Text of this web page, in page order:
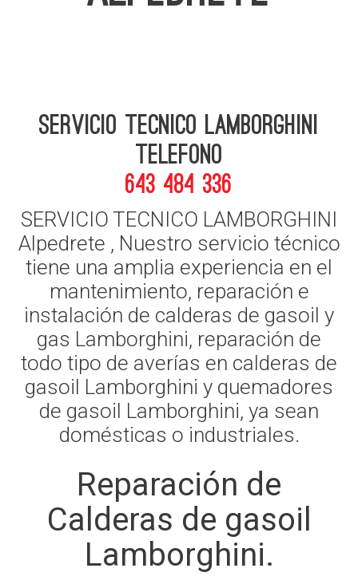
Servicio Tecnico Lamborghini
telefono
643 484 336
SERVICIO TECNICO LAMBORGHINI
Alpedrete , Nuestro servicio técnico
tiene una amplia experiencia en el
mantenimiento, reparación e
instalación de calderas de gasoil y
gas Lamborghini, reparación de
todo tipo de averías en calderas de
gasoil Lamborghini y quemadores
de gasoil Lamborghini, ya sean
domésticas o industriales.
Reparación de
Calderas de gasoil
Lamborghini.